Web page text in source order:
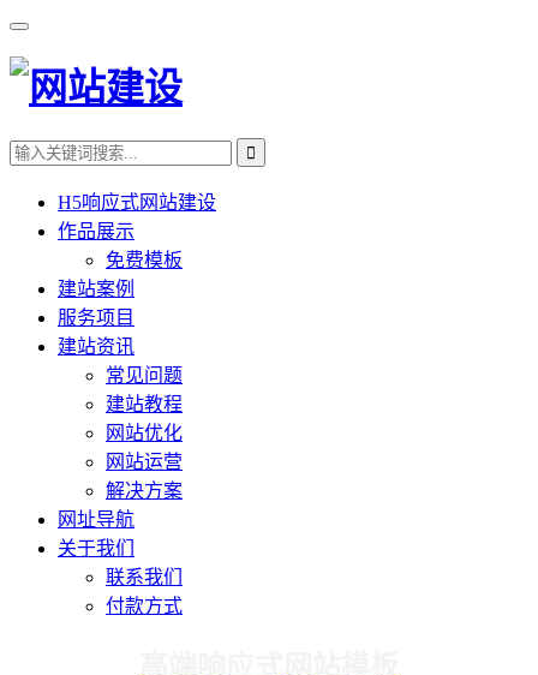
H5响应式网站建设
作品展示
免费模板
建站案例
服务项目
建站资讯
常见问题
建站教程
网站优化
网站运营
解决方案
网址导航
关于我们
联系我们
付款方式